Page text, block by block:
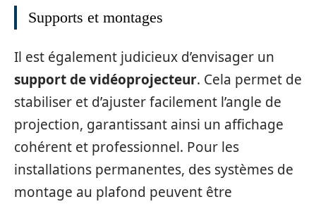
Supports et montages
Il est également judicieux d’envisager un
support de vidéoprojecteur. Cela permet de
stabiliser et d’ajuster facilement l’angle de
projection, garantissant ainsi un affichage
cohérent et professionnel. Pour les
installations permanentes, des systèmes de
montage au plafond peuvent être